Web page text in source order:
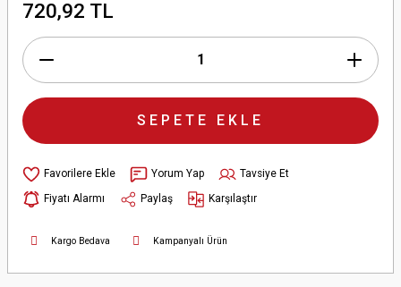
720,92 TL
SEPETE EKLE
Yorum Yap
Tavsiye Et
Fiyatı Alarmı
Paylaş Karşılaştır
Kargo Bedava Kampanyalı Ürün